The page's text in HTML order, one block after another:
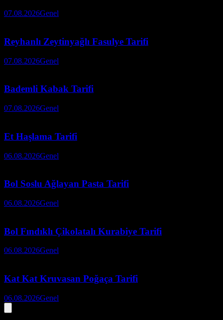
07.08.2026Genel
Reyhanlı Zeytinyağlı Fasulye Tarifi
07.08.2026Genel
Bademli Kabak Tarifi
07.08.2026Genel
Et Haşlama Tarifi
06.08.2026Genel
Bol Soslu Ağlayan Pasta Tarifi
06.08.2026Genel
Bol Fındıklı Çikolatalı Kurabiye Tarifi
06.08.2026Genel
Kat Kat Kruvasan Poğaça Tarifi
06.08.2026Genel